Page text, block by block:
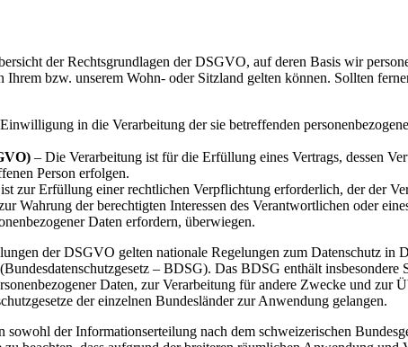
der Rechtsgrundlagen der DSGVO, auf deren Basis wir
bzw. unserem Wohn- oder Sitzland gelten können. Sollten
in die Verarbeitung der sie betreffenden
– Die Verarbeitung ist für die Erfüllung eines Vertrags, dessen
Person erfolgen.
zur Erfüllung einer rechtlichen Verpflichtung erforderlich, der der
Wahrung der berechtigten Interessen des Verantwortlichen oder
Daten erfordern, überwiegen.
der DSGVO gelten nationale Regelungen zum Datenschutz in
– BDSG). Das BDSG enthält
Daten, zur Verarbeitung für andere Zwecke und zur
der einzelnen Bundesländer zur Anwendung gelangen.
sowohl der Informationserteilung nach dem schweizerischen